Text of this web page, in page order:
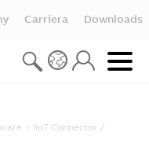
Carriera Downloads
IIoT Connector /